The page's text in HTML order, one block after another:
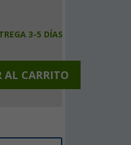
3-5 DÍAS
AL CARRITO